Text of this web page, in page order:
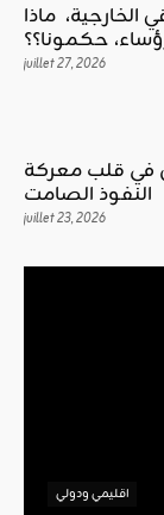
الخارجية، ماذا
حكمونا؟؟
juillet 27, 2026
في قلب معركة
النفوذ الصامت
juillet 23, 2026
اقليمي ودولي